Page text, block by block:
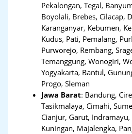
Pekalongan, Tegal,
Boyolali, Brebes, Cilacap,
Karanganyar, Kebumen,
Kudus, Pati, Pemalang,
Purworejo, Rembang,
Temanggung, Wonogiri,
Yogyakarta, Bantul,
Progo, Sleman
Jawa Barat: Bandung,
Tasikmalaya, Cimahi,
Cianjur, Garut, Indramayu,
Kuningan, Majalengka,